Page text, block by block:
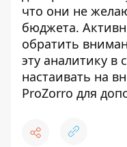
что они не
бюджета.
обратить
эту аналитику в
настаивать на
ProZorro для